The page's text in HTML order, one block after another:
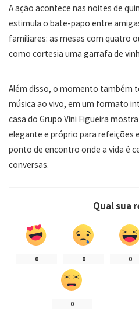
A ação acontece nas noites de
estimula o bate-papo entre
familiares: as mesas com quatro
como cortesia uma garrafa de
Além disso, o momento também
música ao vivo, em um formato
casa do Grupo Vini Figueira
elegante e próprio para refeições
ponto de encontro onde a vida é
conversas.
Qual sua
0 0 0
0